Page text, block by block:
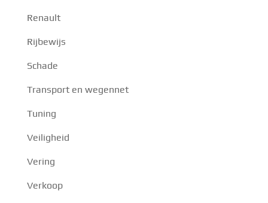
Renault
Rijbewijs
Schade
Transport en wegennet
Tuning
Veiligheid
Vering
Verkoop